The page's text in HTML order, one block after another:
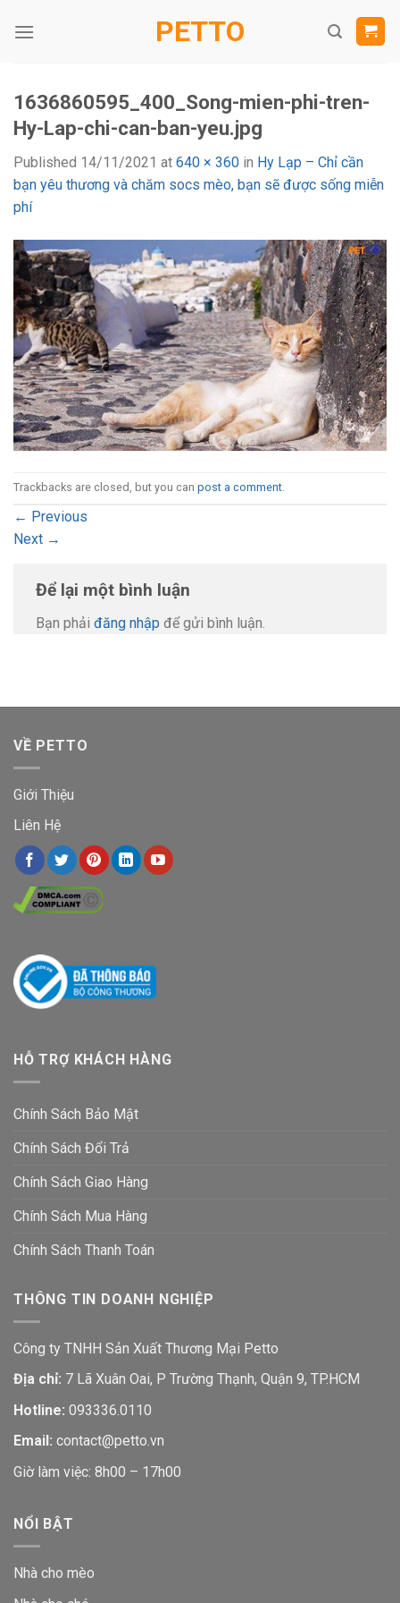
PETTO
1636860595_400_Song-mien-phi-tren-
Hy-Lap-chi-can-ban-yeu.jpg
Published 14/11/2021 at 640 × 360 in Hy Lạp – Chỉ cần
bạn yêu thương và chăm socs mèo, bạn sẽ được sống miễn
phí
Trackbacks are closed, but you can post a comment.
← Previous
Next →
Để lại một bình luận
Bạn phải đăng nhập để gửi bình luận.
VỀ PETTO
Giới Thiệu
Liên Hệ
HỖ TRỢ KHÁCH HÀNG
Chính Sách Bảo Mật
Chính Sách Đổi Trả
Chính Sách Giao Hàng
Chính Sách Mua Hàng
Chính Sách Thanh Toán
THÔNG TIN DOANH NGHIỆP
Công ty TNHH Sản Xuất Thương Mại Petto
Địa chỉ: 7 Lã Xuân Oai, P Trường Thạnh, Quận 9, TP.HCM
Hotline: 093336.0110
Email: contact@petto.vn
Giờ làm việc: 8h00 – 17h00
NỔI BẬT
Nhà cho mèo